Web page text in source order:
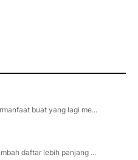
buat yang lagi me...
daftar lebih panjang ...